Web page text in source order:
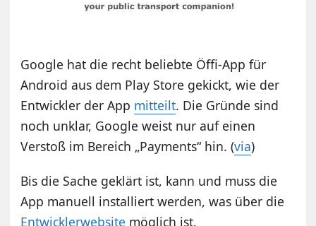
Google hat die recht beliebte Öffi-App für
Android aus dem Play Store gekickt, wie der
Entwickler der App mitteilt. Die Gründe sind
noch unklar, Google weist nur auf einen
Verstoß im Bereich „Payments“ hin. (via)
Bis die Sache geklärt ist, kann und muss die
App manuell installiert werden, was über die
Entwicklerwebsite möglich ist.